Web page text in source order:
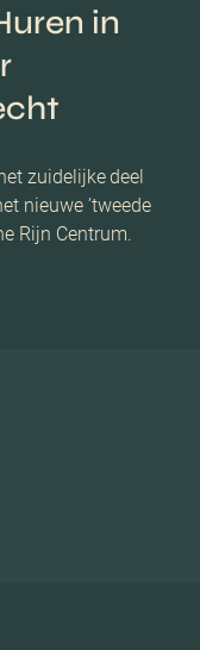
in
zuidelijke deel
nieuwe ’tweede
Rijn Centrum.